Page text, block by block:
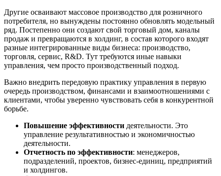
Другие осваивают массовое производство для розничного
потребителя, но вынуждены постоянно обновлять модельный
ряд. Постепенно они создают свой торговый дом, каналы
продаж и превращаются в холдинг, в состав которого входят
разные интегрированные виды бизнеса: производство,
торговля, сервис, R&D. Тут требуются иные навыки
управления, чем просто производственный подход.
Важно внедрить передовую практику управления в первую
очередь производством, финансами и взаимоотношениями с
клиентами, чтобы уверенно чувствовать себя в конкурентной
борьбе.
Повышение эффективности деятельности. Это
управление результативностью и экономичностью
деятельности.
Отчетность по эффективности: менеджеров,
подразделений, проектов, бизнес-единиц, предприятий
и холдингов.